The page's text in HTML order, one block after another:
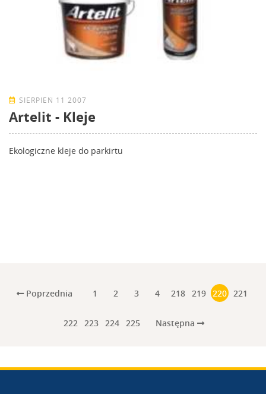
SIERPIEŃ 11 2007
Artelit - Kleje
Ekologiczne kleje do parkirtu
Poprzednia 1 2 3 4 218 219 220 221
222 223 224 225 Następna